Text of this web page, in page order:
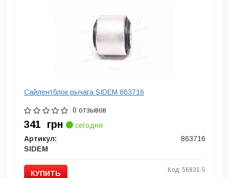
Сайлентблок рычага SIDEM 863716
0 отзывов
341 грн
сегодня
Артикул:
863716
SIDEM
КУПИТЬ Код: 56831-5